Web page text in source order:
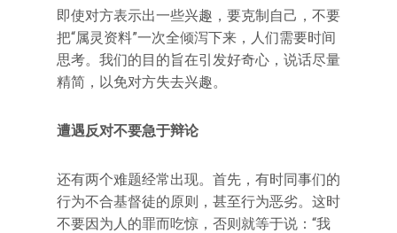
即使对方表示出一些兴趣，要克制自己，不要
把“属灵资料”一次全倾泻下来，人们需要时间
思考。我们的目的旨在引发好奇心，说话尽量
精简，以免对方失去兴趣。
遭遇反对不要急于辩论
还有两个难题经常出现。首先，有时同事们的
行为不合基督徒的原则，甚至行为恶劣。这时
不要因为人的罪而吃惊，否则就等于说：“我